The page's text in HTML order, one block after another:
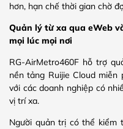
hơn, hạn chế thời gian chờ
Quản lý từ xa qua eWeb
mọi lúc mọi nơi
RG-AirMetro460F hỗ trợ
nền tảng Ruijie Cloud
với các doanh nghiệp có
vị trí xa.
Người quản trị có thể kiểm